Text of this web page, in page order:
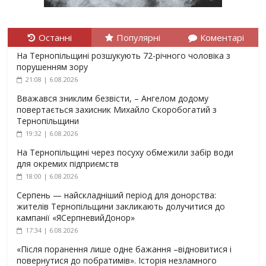
Останні Популярні Коментарі
На Тернопільщині розшукують 72-річного чоловіка з
порушенням зору
21:08 | 6.08.2026
Вважався зниклим безвісти, – Ангелом додому
повертається захисник Михайло Скоробогатий з
Тернопільщини
19:32 | 6.08.2026
На Тернопільщині через посуху обмежили забір води
для окремих підприємств
18:00 | 6.08.2026
Серпень — найскладніший період для донорства:
жителів Тернопільщини закликають долучитися до
кампанії «ЯСерпневийДонор»
17:34 | 6.08.2026
«Після поранення лише одне бажання –відновитися і
повернутися до побратимів». Історія незламного